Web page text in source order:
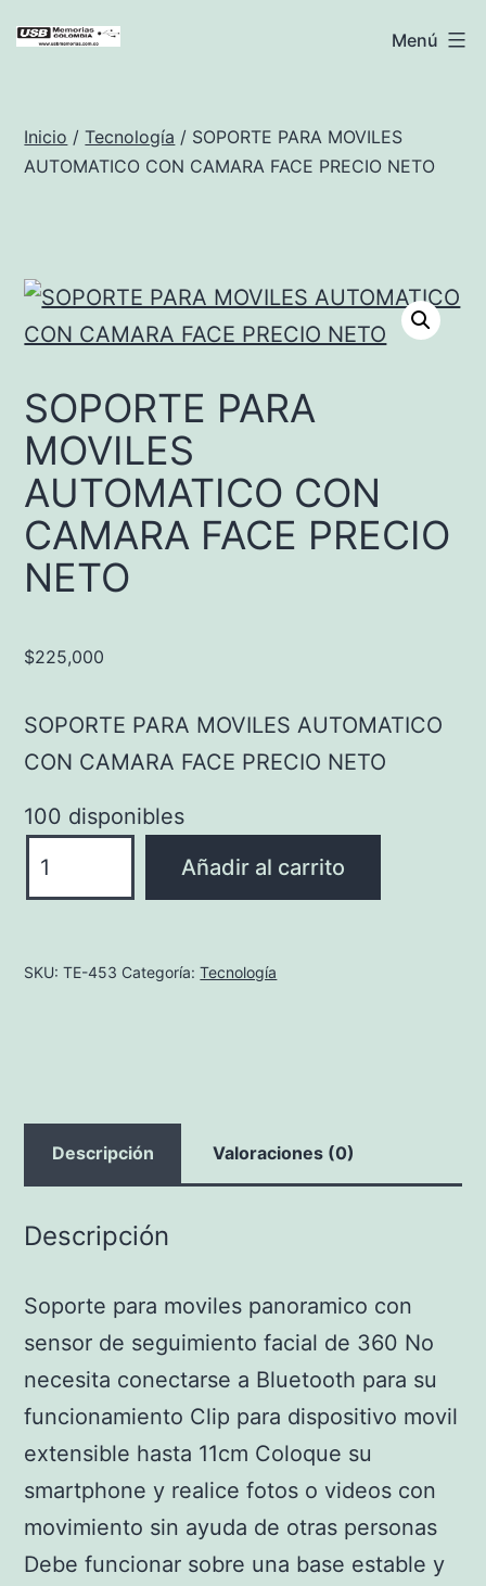
USB
Menú
Inicio /Tecnología / SOPORTE PARA MOVILES
AUTOMATICO CON CAMARA FACE PRECIO NETO
SOPORTE PARA
MOVILES
AUTOMATICO CON
CAMARA FACE PRECIO
NETO
$225,000
SOPORTE PARA MOVILES AUTOMATICO
CON CAMARA FACE PRECIO NETO
100 disponibles
PARA
CON
cantidad
Añadir al carrito
SKU:TE-453 Categoría:Tecnología
Descripción Valoraciones (0)
Descripción
Soporte para moviles panoramico con
sensor de seguimiento facial de 360 No
necesita conectarse a Bluetooth para su
funcionamiento Clip para dispositivo movil
extensible hasta 11cm Coloque su
smartphone y realice fotos o videos con
movimiento sin ayuda de otras personas
Debe funcionar sobre una base estable y